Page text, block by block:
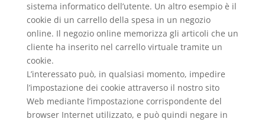
sistema informatico dell’utente. Un altro esempio è il
cookie di un carrello della spesa in un negozio
online. Il negozio online memorizza gli articoli che un
cliente ha inserito nel carrello virtuale tramite un
cookie.
L’interessato può, in qualsiasi momento, impedire
l’impostazione dei cookie attraverso il nostro sito
Web mediante l’impostazione corrispondente del
browser Internet utilizzato, e può quindi negare in